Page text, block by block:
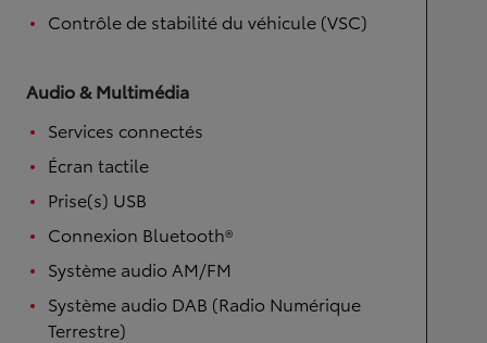
Contrôle de stabilité du véhicule (VSC)
Audio & Multimédia
Services connectés
Écran tactile
Prise(s) USB
Connexion Bluetooth®
Système audio AM/FM
Système audio DAB (Radio Numérique
Terrestre)